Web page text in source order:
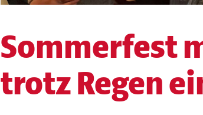
Sommerfest
trotz Regen